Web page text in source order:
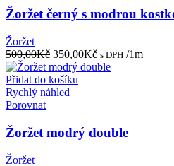
Žoržet černý s modrou
Žoržet
500,00Kč Původní
cena
byla:
500,00Kč.
350,00KčAktuální
cena
s DPH /1m
Přidat do košíku
Rychlý náhled
Porovnat
Žoržet modrý double
Žoržet